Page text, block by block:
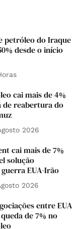
petróleo do Iraque
desde o início
cai mais de 4%
de reabertura do
2026
cai mais de 7%
solução
EUA-Irão
2026
entre EUA
de 7% no